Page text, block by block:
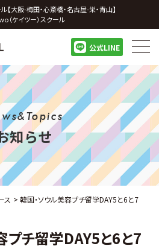
【大阪-梅田・心斎橋・名古屋-栄・青山】
（ケイツー）スクール
公式LINE
知らせ
ス > 韓国・ソウル美容プチ留学DAY5と6と7
プチ留学DAY5と6と7